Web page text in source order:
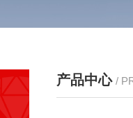
产品中心 /